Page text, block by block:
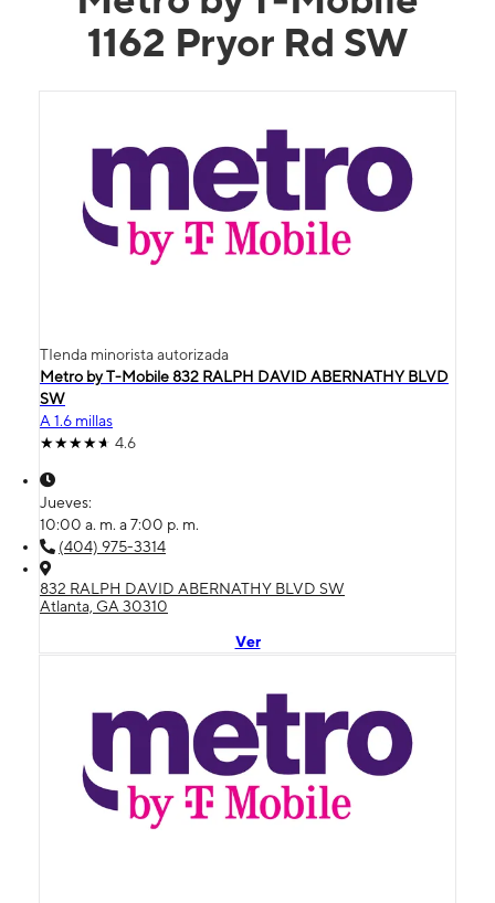
1162 Pryor Rd SW
TIenda minorista autorizada
Metro by T-Mobile 832 RALPH DAVID ABERNATHY BLVD
SW
A 1.6 millas
4.6
Jueves:
10:00 a. m. a 7:00 p. m.
(404) 975-3314
832 RALPH DAVID ABERNATHY BLVD SW
Atlanta, GA 30310
Ver